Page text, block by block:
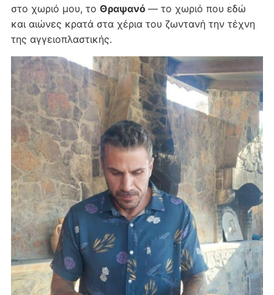
στο χωριό μου, το Θραψανό — το χωριό που εδώ
και αιώνες κρατά στα χέρια του ζωντανή την τέχνη
της αγγειοπλαστικής.